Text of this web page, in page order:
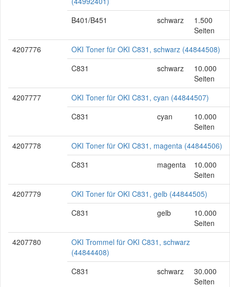
B401/B451
schwarz
1.500
Seiten
4207776
OKI Toner für OKI C831, schwarz (44844508)
C831
schwarz
10.000
Seiten
4207777
OKI Toner für OKI C831, cyan (44844507)
C831
cyan
10.000
Seiten
4207778
OKI Toner für OKI C831, magenta (44844506)
C831
magenta
10.000
Seiten
4207779
OKI Toner für OKI C831, gelb (44844505)
C831
gelb
10.000
Seiten
4207780
OKI Trommel für OKI C831, schwarz
(44844408)
C831
schwarz
30.000
Seiten